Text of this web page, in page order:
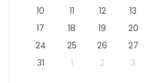
10
11 12 13
17
18 19 20
24
25 26 27
31
1 2 3